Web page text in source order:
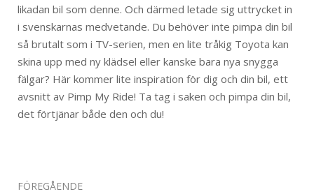
likadan bil som denne. Och därmed letade sig uttrycket in
i svenskarnas medvetande. Du behöver inte pimpa din bil
så brutalt som i TV-serien, men en lite tråkig Toyota kan
skina upp med ny klädsel eller kanske bara nya snygga
fälgar? Här kommer lite inspiration för dig och din bil, ett
avsnitt av Pimp My Ride! Ta tag i saken och pimpa din bil,
det förtjänar både den och du!
FÖREGÅENDE